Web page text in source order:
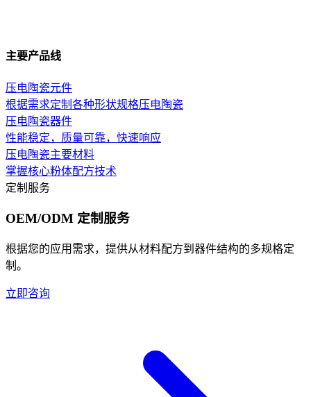
主要产品线
压电陶瓷元件
根据需求定制各种形状规格压电陶瓷
压电陶瓷器件
性能稳定，质量可靠，快速响应
压电陶瓷主要材料
掌握核心粉体配方技术
定制服务
OEM/ODM 定制服务
根据您的应用需求，提供从材料配方到器件结构的多规格定
制。
立即咨询